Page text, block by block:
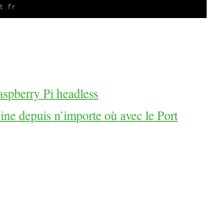
Pi headless
depuis n’importe où avec le Port